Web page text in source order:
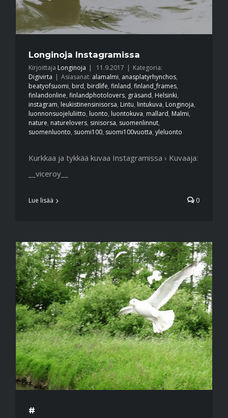
Longinoja Instagramissa
Kirjoittaja Longinoja | 11.9.2017 | Kategoria:
Digivirta | Asiasanat: alamalmi, anasplatyrhynchos,
beatyofsuomi, bird, birdlife, finland, finland_frames,
finlandonline, finlandphotolovers, gräsand, Helsinki,
instagram, leukistinensinisorsa, Lintu, lintukuva, Longinoja,
luonnonsuojeluliitto, luonto, luontokuva, mallard, Malmi,
nature, naturelovers, sinisorsa, suomenlinnut,
suomenluonto, suomi100, suomi100vuotta, yleluonto
Kurkkaa ja tykkää kuvaa Instagramissa › Kuvaaja:
__viceroy__
Lue lisää 0
#